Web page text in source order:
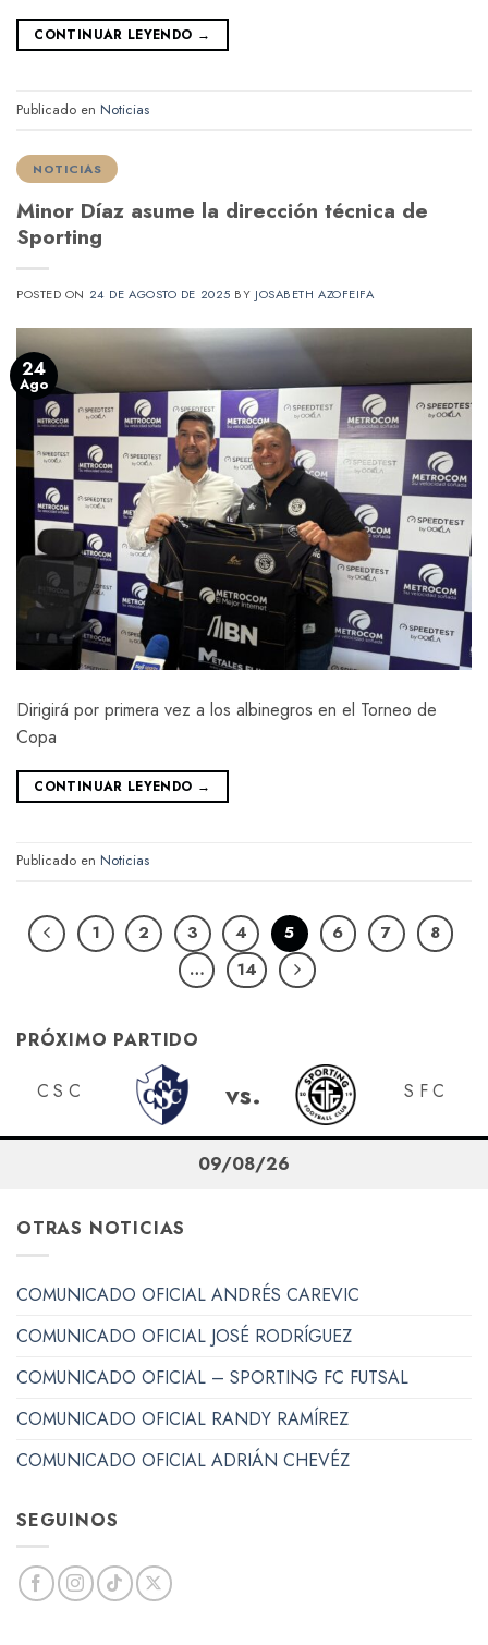
CONTINUAR LEYENDO →
Publicado en Noticias
NOTICIAS
Minor Díaz asume la dirección técnica de
Sporting
POSTED ON 24 DE AGOSTO DE 2025 BY JOSABETH AZOFEIFA
24
Ago
Dirigirá por primera vez a los albinegros en el Torneo de
Copa
CONTINUAR LEYENDO →
Publicado en Noticias
1 2 3 4 5 6 7
8
…
14
PRÓXIMO PARTIDO
CSC vs. SFC
09/08/26
OTRAS NOTICIAS
COMUNICADO OFICIAL ANDRÉS CAREVIC
COMUNICADO OFICIAL JOSÉ RODRÍGUEZ
COMUNICADO OFICIAL – SPORTING FC FUTSAL
COMUNICADO OFICIAL RANDY RAMÍREZ
COMUNICADO OFICIAL ADRIÁN CHEVÉZ
SEGUINOS